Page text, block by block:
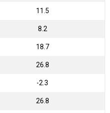
11.5
8.2
18.7
26.8
-2.3
26.8